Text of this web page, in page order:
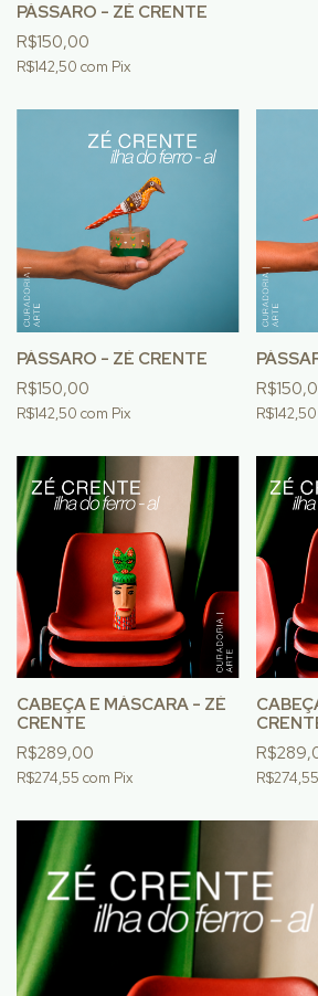
PÁSSARO - ZÉ CRENTE
R$150,00
R$142,50 com Pix
PÁSSARO - ZÉ CRENTE
R$150,00
R$142,50 com Pix R$142,50
CABEÇA E MÁSCARA - ZÉ
CRENTE
R$289,00
R$274,55 com Pix R$274,55